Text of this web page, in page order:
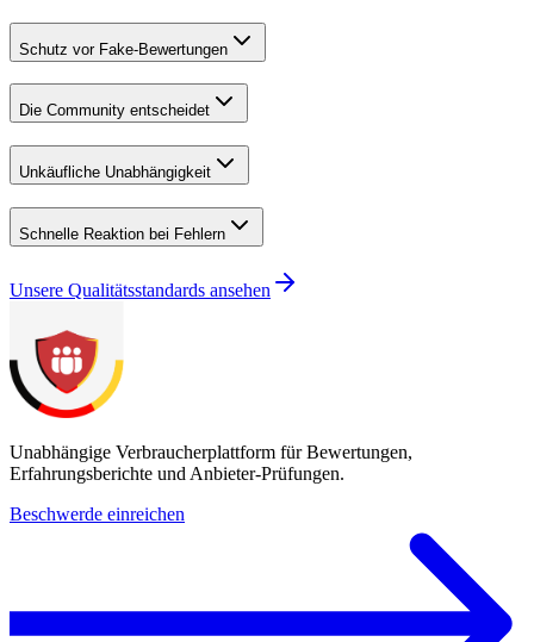
Schutz vor Fake-Bewertungen
Die Community entscheidet
Unkäufliche Unabhängigkeit
Schnelle Reaktion bei Fehlern
Unsere Qualitätsstandards ansehen
Unabhängige Verbraucherplattform für Bewertungen,
Erfahrungsberichte und Anbieter-Prüfungen.
Beschwerde einreichen